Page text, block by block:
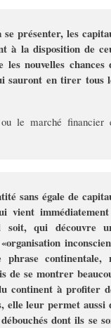
présenter, les
à la disposition de
nouvelles chances
sauront en tirer tous
le marché financier
sans égale de
vient
soit, qui découvre
continentale,
de se montrer
continent à profiter
elle leur permet aussi
dont ils se